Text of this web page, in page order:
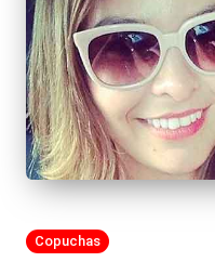
Publicada
Copuchas